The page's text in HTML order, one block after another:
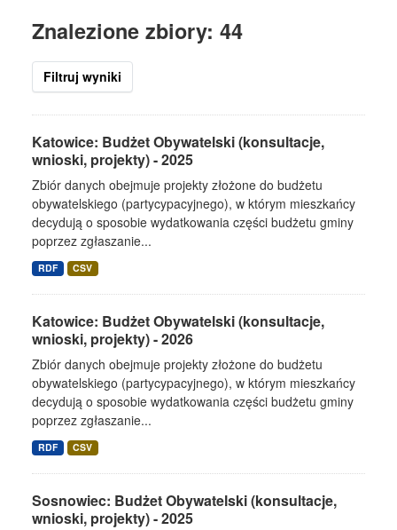
Znalezione zbiory: 44
Filtruj wyniki
Katowice: Budżet Obywatelski (konsultacje,
wnioski, projekty) - 2025
Zbiór danych obejmuje projekty złożone do budżetu
obywatelskiego (partycypacyjnego), w którym mieszkańcy
decydują o sposobie wydatkowania części budżetu gminy
poprzez zgłaszanie...
RDF CSV
Katowice: Budżet Obywatelski (konsultacje,
wnioski, projekty) - 2026
Zbiór danych obejmuje projekty złożone do budżetu
obywatelskiego (partycypacyjnego), w którym mieszkańcy
decydują o sposobie wydatkowania części budżetu gminy
poprzez zgłaszanie...
RDF CSV
Sosnowiec: Budżet Obywatelski (konsultacje,
wnioski, projekty) - 2025